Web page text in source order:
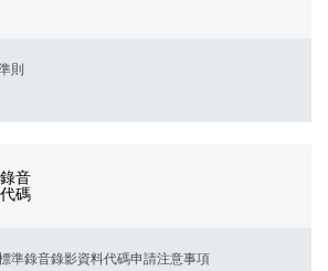
則
音
碼
準錄音錄影資料代碼申請注意事項